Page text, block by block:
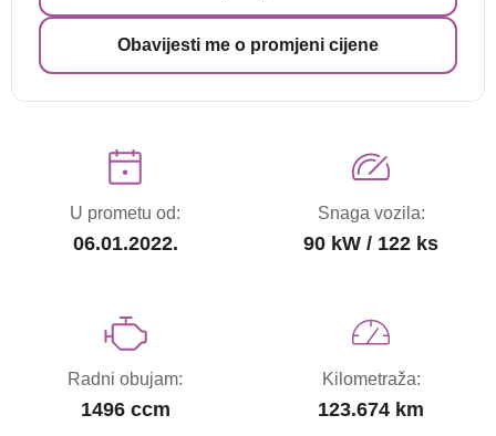
Obavijesti me o promjeni cijene
U prometu od:
06.01.2022.
Snaga vozila:
90 kW / 122 ks
Radni obujam:
1496 ccm
Kilometraža:
123.674 km